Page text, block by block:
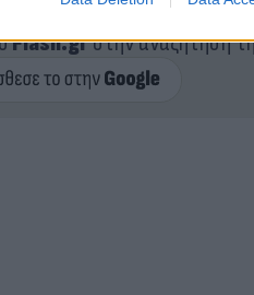
Flash.grστην αναζήτηση